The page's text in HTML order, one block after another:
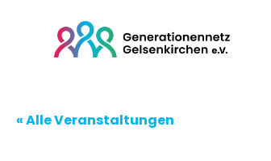
« Alle Veranstaltungen